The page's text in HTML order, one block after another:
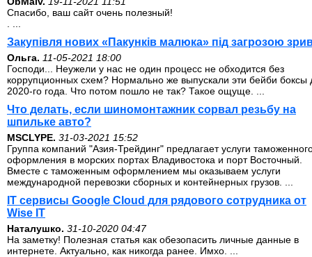
Спасибо, ваш сайт очень полезный!
Закупівля нових «Пакунків малюка» під загрозою
Ольга. 11-05-2021 18:00
Господи... Неужели у нас не один процесс не обходится без
коррупционных схем? Нормально же выпускали эти бейби боксы
2020-го года. Что потом пошло не так? Такое ощуще. ...
Что делать, если шиномонтажник сорвал резьбу на
шпильке авто?
MSCLYPE. 31-03-2021 15:52
Группа компаний "Азия-Трейдинг" предлагает услуги
оформления в морских портах Владивостока и порт Восточный.
Вместе с таможенным оформлением мы оказываем услуги
международной перевозки сборных и контейнерных грузов. ...
IT сервисы Google Cloud для рядового сотрудника от
Wise IT
Наталушко. 31-10-2020 04:47
На заметку! Полезная статья как обезопасить личные данные в
интернете. Актуально, как никогда ранее. Имхо. ...